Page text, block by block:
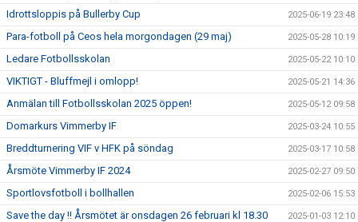
Idrottsloppis på Bullerby Cup 2025-06-19 23:48
Para-fotboll på Ceos hela morgondagen (29 maj) 2025-05-28 10:19
Ledare Fotbollsskolan 2025-05-22 10:10
VIKTIGT - Bluffmejl i omlopp! 2025-05-21 14:36
Anmälan till Fotbollsskolan 2025 öppen! 2025-05-12 09:58
Domarkurs Vimmerby IF 2025-03-24 10:55
Breddturnering VIF v HFK på söndag 2025-03-17 10:58
Årsmöte Vimmerby IF 2024 2025-02-27 09:50
Sportlovsfotboll i bollhallen 2025-02-06 15:53
Save the day !! Årsmötet är onsdagen 26 februari kl 18.30 2025-01-03 12:10